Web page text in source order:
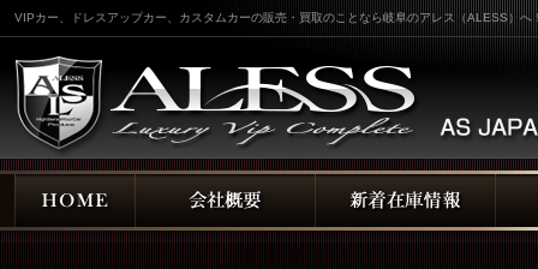
VIPカー、ドレスアップカー、カスタムカーの販売・買取のことなら岐阜のアレス（ALESS）へ